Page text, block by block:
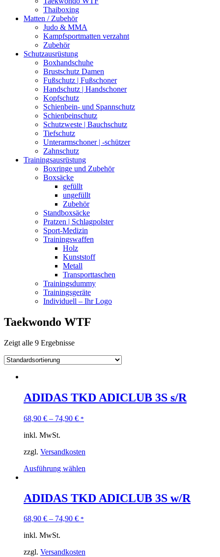
Thaiboxing
Matten / Zubehör
Judo & MMA
Kampfsportmatten verzahnt
Zubehör
Schutzausrüstung
Boxhandschuhe
Brustschutz Damen
Fußschutz | Fußschoner
Handschutz | Handschoner
Kopfschutz
Schienbein- und Spannschutz
Schienbeinschutz
Schutzweste | Bauchschutz
Tiefschutz
Unterarmschoner | -schützer
Zahnschutz
Trainingsausrüstung
Boxringe und Zubehör
Boxsäcke
gefüllt
ungefüllt
Zubehör
Standboxsäcke
Pratzen | Schlagpolster
Sport-Medizin
Trainingswaffen
Holz
Kunststoff
Metall
Transporttaschen
Trainingsdummy
Trainingsgeräte
Individuell – Ihr Logo
Taekwondo WTF
Zeigt alle 9 Ergebnisse
ADIDAS TKD ADICLUB 3S s/R
68,90 € – 74,90 € *
inkl. MwSt.
zzgl. Versandkosten
Ausführung wählen
ADIDAS TKD ADICLUB 3S w/R
68,90 € – 74,90 € *
inkl. MwSt.
zzgl. Versandkosten